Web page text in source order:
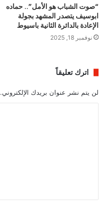
“صوت الشباب هو الأمل”.. حماده
ابوسيف يتصدر المشهد بجولة
الإعادة بالدائرة الثانية باسيوط
نوفمبر 18, 2025
اترك تعليقاً
لن يتم نشر عنوان بريدك الإلكتروني.
ق